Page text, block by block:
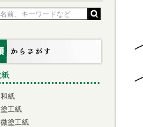
和紙
塗工紙
微塗工紙